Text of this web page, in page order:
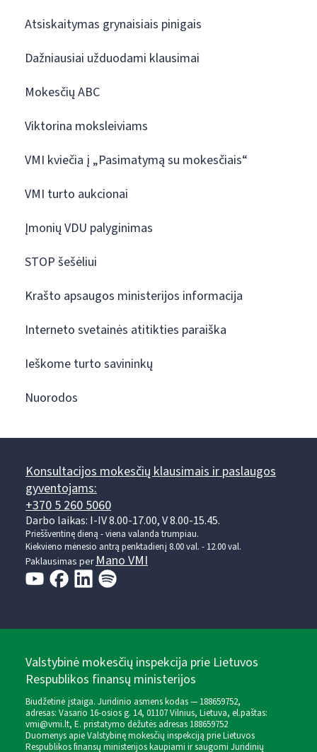
Atsiskaitymas grynaisiais pinigais
Dažniausiai užduodami klausimai
Mokesčių ABC
Viktorina moksleiviams
VMI kviečia į „Pasimatymą su mokesčiais“
VMI turto aukcionai
Įmonių VDU palyginimas
STOP šešėliui
Krašto apsaugos ministerijos informacija
Interneto svetainės atitikties paraiška
Ieškome turto savininkų
Nuorodos
Konsultacijos mokesčių klausimais ir paslaugos
gyventojams:
+370 5 260 5060
Darbo laikas: I-IV 8.00-17.00, V 8.00-15.45.
Prieššventinę dieną - viena valanda trumpiau.
Kiekvieno mėnesio antrą penktadienį 8.00 val. - 12.00 val.
Paklausimas perMano VMI
Valstybinė mokesčių inspekcija prie Lietuvos
Respublikos finansų ministerijos
Biudžetinė įstaiga. Juridinio asmens kodas — 188659752,
adresas: Vasario 16-osios g. 14, 01107 Vilnius, Lietuva, el.paštas:
vmi@vmi.lt, E. pristatymo dėžutės adresas 188659752
Duomenys apie Valstybinę mokesčių inspekciją prie Lietuvos
Respublikos finansų ministerijos kaupiami ir saugomi Juridinių